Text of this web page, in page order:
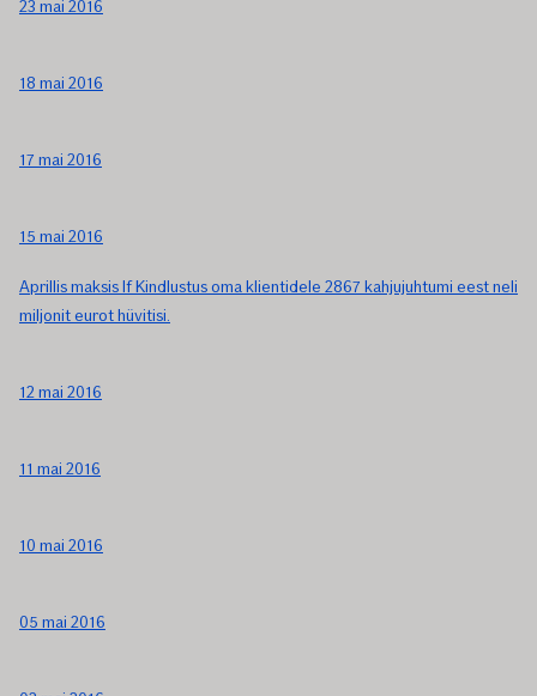
23 mai 2016
18 mai 2016
17 mai 2016
15 mai 2016
Aprillis maksis If Kindlustus oma klientidele 2867 kahjujuhtumi eest neli
miljonit eurot hüvitisi.
12 mai 2016
11 mai 2016
10 mai 2016
05 mai 2016